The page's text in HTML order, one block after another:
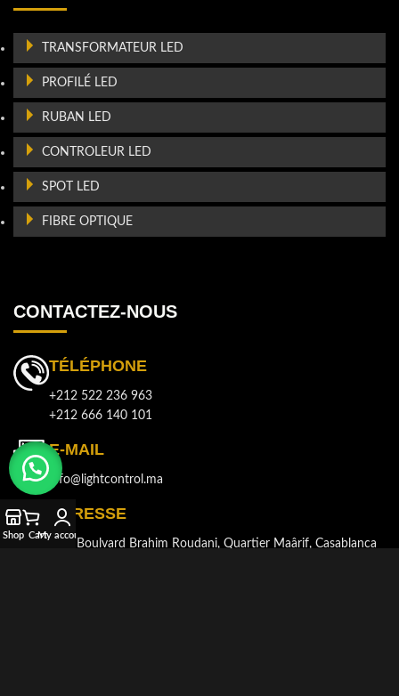
TRANSFORMATEUR LED
PROFILÉ LED
RUBAN LED
CONTROLEUR LED
SPOT LED
FIBRE OPTIQUE
CONTACTEZ-NOUS
TÉLÉPHONE
+212 522 236 963
+212 666 140 101
E-MAIL
info@lightcontrol.ma
ADRESSE
143, Boulvard Brahim Roudani, Quartier Maârif, Casablanca
Shop CartMy account